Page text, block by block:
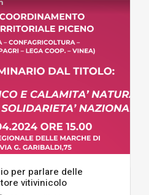
per parlare delle
vitivinicolo